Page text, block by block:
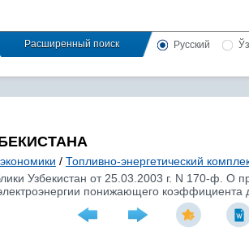
Расширенный поиск Русский
/ Топливно-энергетический
Узбекистан от 25.03.2003 г. N 170-ф. О
понижающего коэффициента